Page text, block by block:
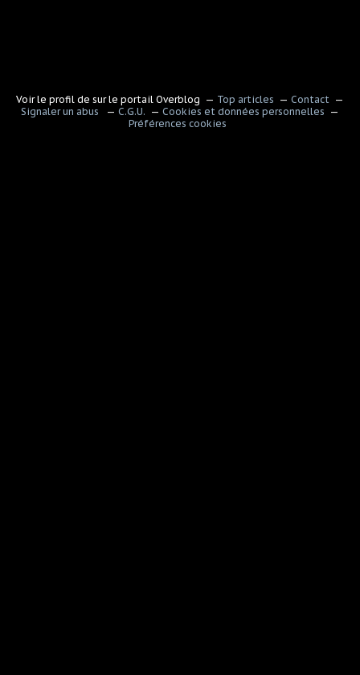
Voir le profil de sur le portail Overblog Top articles
Contact
Signaler un abus
C.G.U.
Cookies et données personnelles
Préférences cookies